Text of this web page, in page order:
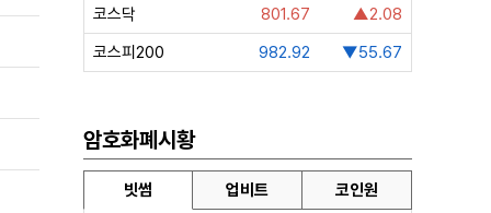
코스닥
801.67
▲2.08
코스피200
982.92 ▼55.67
암호화폐시황
빗썸 업비트 코인원